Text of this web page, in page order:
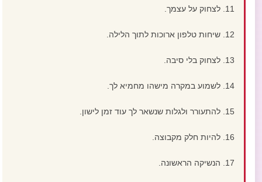
11. לצחוק על עצמך.
12. שיחות טלפון ארוכות לתוך הלילה.
13. לצחוק בלי סיבה.
14. לשמוע במקרה מישהו מחמיא לך.
15. להתעורר ולגלות שנשאר לך עוד זמן לישון.
16. להיות חלק מקבוצה.
17. הנשיקה הראשונה.